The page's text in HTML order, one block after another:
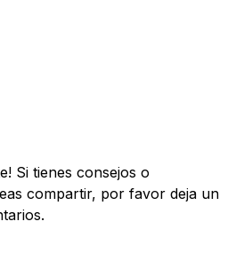
Si tienes consejos o
compartir, por favor deja un